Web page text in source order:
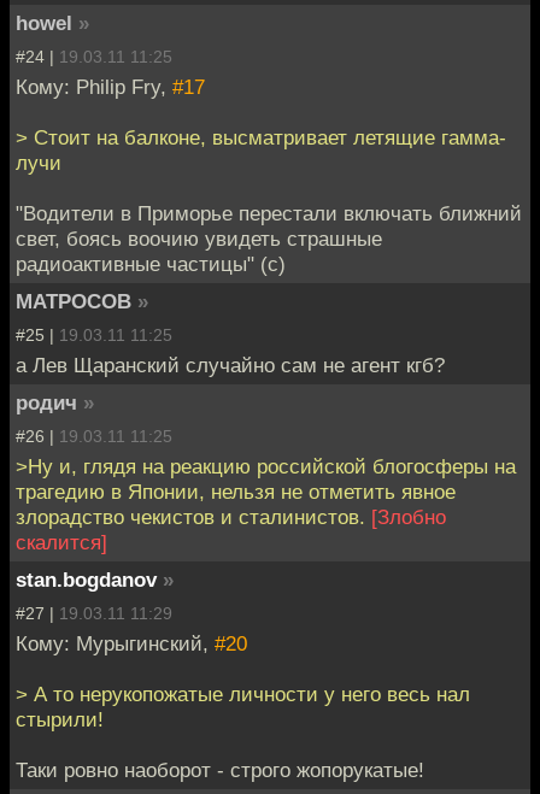
howel »
#24 | 19.03.11 11:25
Кому: Philip Fry, #17
> Стоит на балконе, высматривает летящие гамма-
лучи
"Водители в Приморье перестали включать ближний
свет, боясь воочию увидеть страшные
радиоактивные частицы" (c)
MATPOCOB »
#25 | 19.03.11 11:25
а Лев Щаранский случайно сам не агент кгб?
родич »
#26 | 19.03.11 11:25
>Ну и, глядя на реакцию российской блогосферы на
трагедию в Японии, нельзя не отметить явное
злорадство чекистов и сталинистов. [Злобно
скалится]
stan.bogdanov »
#27 | 19.03.11 11:29
Кому: Мурыгинский, #20
> А то нерукопожатые личности у него весь нал
стырили!
Таки ровно наоборот - строго жопорукатые!